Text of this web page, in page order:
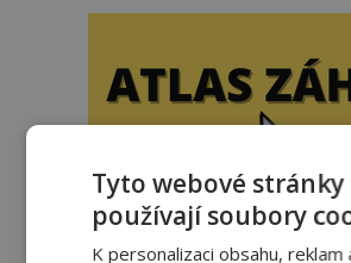
reklama
Tyto webové stránky
používají soubory
K personalizaci obsahu, reklam